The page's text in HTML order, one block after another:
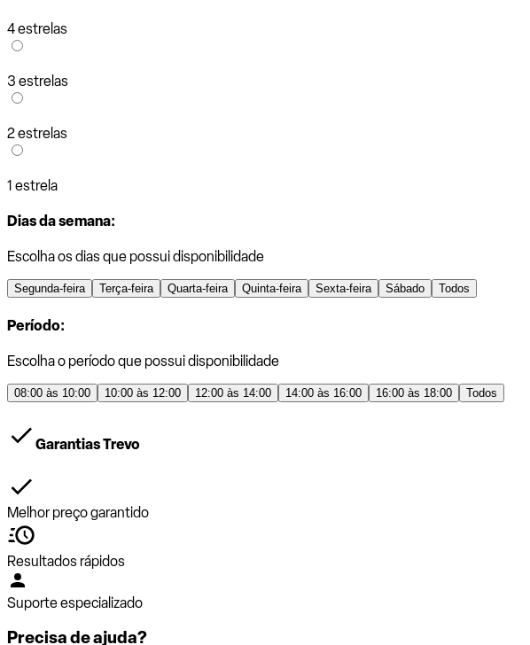
4 estrelas
3 estrelas
2 estrelas
1 estrela
Dias da semana:
Escolha os dias que possui disponibilidade
Segunda-feira Terça-feira Quarta-feira Quinta-feira Sexta-feira Sábado Todos
Período:
Escolha o período que possui disponibilidade
08:00 às 10:00 10:00 às 12:00 12:00 às 14:00 14:00 às 16:00 16:00 às 18:00 Todos
Garantias Trevo
Melhor preço garantido
Resultados rápidos
Suporte especializado
Precisa de ajuda?